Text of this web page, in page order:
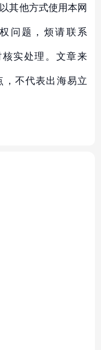
其他方式使用本网
问题，烦请联系
实处理。文章来
，不代表出海易立